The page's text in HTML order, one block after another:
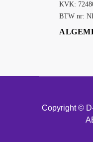
KVK:
BTW nr:
Copyright ©